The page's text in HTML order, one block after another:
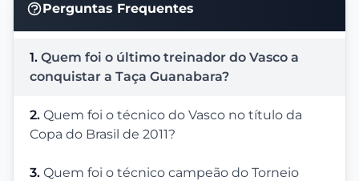
Perguntas Frequentes
1. Quem foi o último treinador do Vasco a
conquistar a Taça Guanabara?
2. Quem foi o técnico do Vasco no título da
Copa do Brasil de 2011?
3. Quem foi o técnico campeão do Torneio